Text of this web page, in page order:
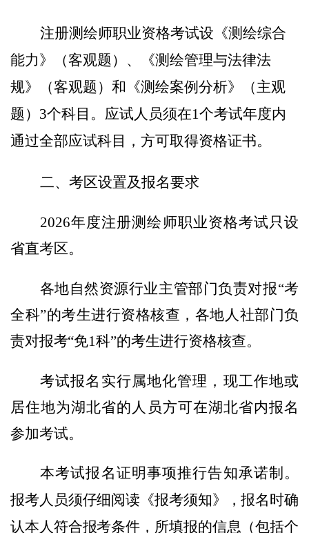
注册测绘师职业资格考试设 《测绘综合
能力》（客观题）、《测绘管理与法律法
规》（客观题）和《测绘案例分析》（主观
题） 3个科目。应试人员须在1个考试年度内
通过全部应试科目，方可取得资格证书。
二、考区设置及报名要求
2026年度注册测绘师职业资格考试只 设
省直考区。
各地自然资源行业主管部门负责对报“考
全科”的考生进行资格核查 ，各地人社部门负
责对报考“免1科”的考生进行资格核查。
考试报名 实行属地化管理，现工作地或
居住地为湖北省的人员方可在湖北省内报名
参加考试。
本考试报名证明事项推行告知承诺制。
报考人员须仔细阅读《报考须知》，报名时确
认本人符合报考条件，所填报的信息（包括个